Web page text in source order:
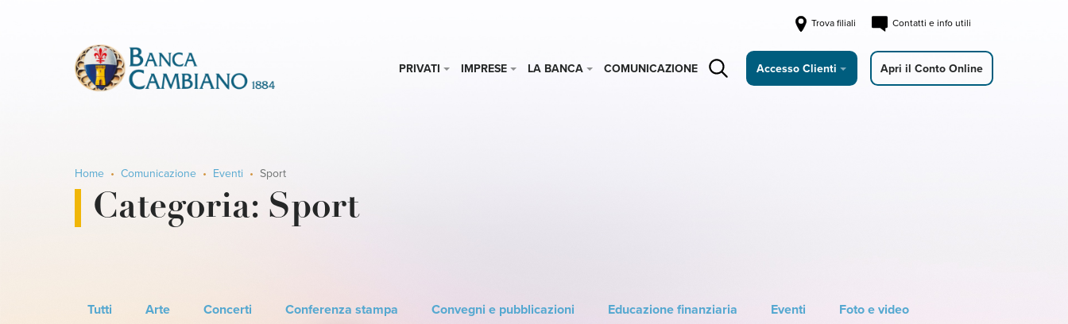
Trova filiali Contatti e info utili
PRIVATI IMPRESE LA BANCA COMUNICAZIONE Accesso Clienti Apri il Conto Online
Home Comunicazione Eventi Sport
Categoria: Sport
Tutti Arte Concerti Conferenza stampa Convegni e pubblicazioni Educazione finanziaria Eventi
Foto e video